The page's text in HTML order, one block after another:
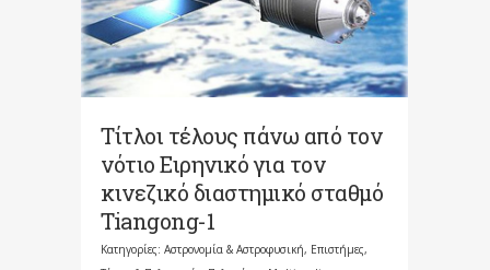
Τίτλοι τέλους πάνω από τον
νότιο Ειρηνικό για τον
κινεζικό διαστημικό σταθμό
Tiangong-1
Κατηγορίες: Αστρονομία & Αστροφυσική, Επιστήμες,